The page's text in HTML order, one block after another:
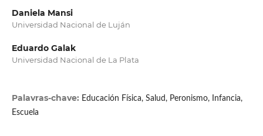
Daniela Mansi
Universidad Nacional de Luján
Eduardo Galak
Universidad Nacional de La Plata
Palavras-chave: Educación Física, Salud, Peronismo, Infancia,
Escuela